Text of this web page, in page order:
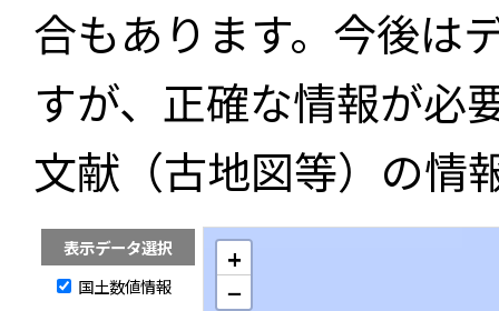
合もあります。今後は
すが、正確な情報が必
文献（古地図等）の情
表示データ選択
国土数値情報
+
−